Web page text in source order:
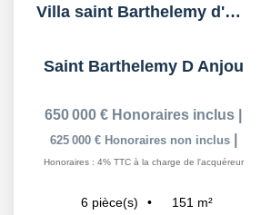
Villa saint Barthelemy d'Anjou
Saint Barthelemy D Anjou
650 000 € Honoraires inclus
625 000 € Honoraires non inclus
Honoraires : 4% TTC à la charge de l'acquéreur
6 pièce(s) 151 m²